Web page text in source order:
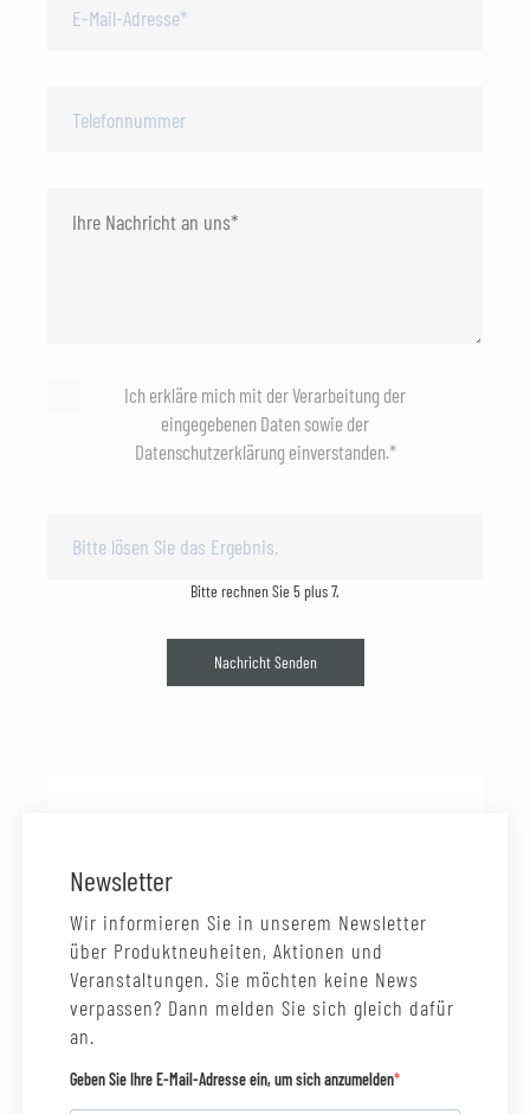
Ich erkläre mich mit der Verarbeitung der
eingegebenen Daten sowie der
Datenschutzerklärung einverstanden.*
Bitte rechnen Sie 5 plus 7.
Nachricht Senden
Newsletter
Wir informieren Sie in unserem Newsletter
über Produktneuheiten, Aktionen und
Veranstaltungen. Sie möchten keine News
verpassen? Dann melden Sie sich gleich dafür
an.
Geben Sie Ihre E-Mail-Adresse ein, um sich anzumelden